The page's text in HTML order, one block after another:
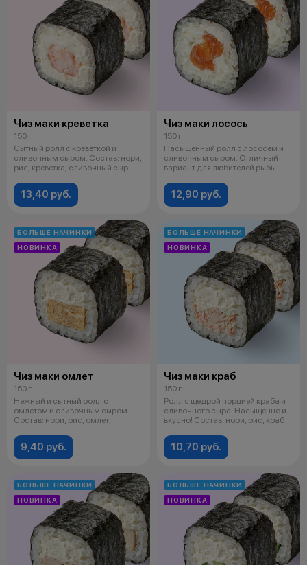
Чиз маки креветка
150 г
Сытный ролл с креветкой и
сливочным сыром. Состав: нори,
рис, креветка, сливочный сыр
13,40 руб.
Чиз маки лосось
150 г
Насыщенный ролл с лососем и
сливочным сыром. Отличный
вариант для любителей рыбы.
12,90 руб.
БОЛЬШЕ НАЧИНКИ
НОВИНКА
Чиз маки омлет
150 г
Нежный и сытный ролл с
омлетом и сливочным сыром.
Состав: нори, рис, омлет,
9,40 руб.
БОЛЬШЕ НАЧИНКИ
НОВИНКА
Чиз маки краб
150 г
Ролл с щедрой порцией краба и
сливочного сыра. Насыщенно и
вкусно! Состав: нори, рис, краб
10,70 руб.
БОЛЬШЕ НАЧИНКИ
НОВИНКА
БОЛЬШЕ НАЧИНКИ
НОВИНКА